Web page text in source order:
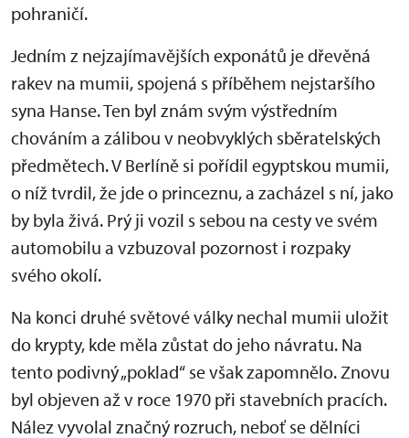
pohraničí.
Jedním z nejzajímavějších exponátů je dřevěná
rakev na mumii, spojená s příběhem nejstaršího
syna Hanse. Ten byl znám svým výstředním
chováním a zálibou v neobvyklých sběratelských
předmětech. V Berlíně si pořídil egyptskou mumii,
o níž tvrdil, že jde o princeznu, a zacházel s ní, jako
by byla živá. Prý ji vozil s sebou na cesty ve svém
automobilu a vzbuzoval pozornost i rozpaky
svého okolí.
Na konci druhé světové války nechal mumii uložit
do krypty, kde měla zůstat do jeho návratu. Na
tento podivný „poklad“ se však zapomnělo. Znovu
byl objeven až v roce 1970 při stavebních pracích.
Nález vyvolal značný rozruch, neboť se dělníci